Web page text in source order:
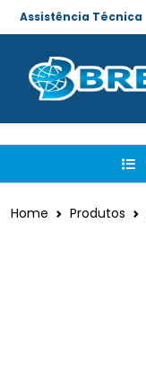
Assistência Técnica
Home Produtos